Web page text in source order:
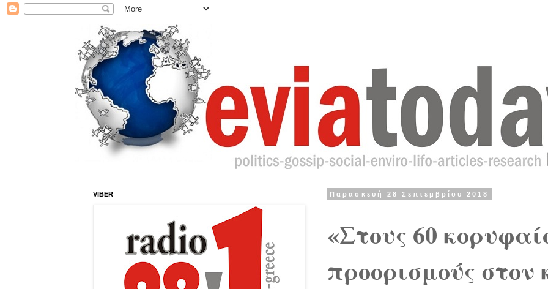
Παρασκευή 28 Σεπτεμβρίου 2018
«Στους 60
προορισμούς στον
VIBER